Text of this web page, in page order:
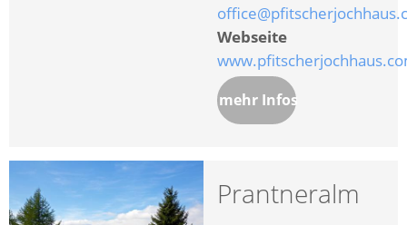
Webseite
mehr Infos
Prantneralm